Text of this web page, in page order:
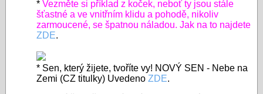
* Vezměte si příklad z koček, neboť ty jsou stále
šťastné a ve vnitřním klidu a pohodě, nikoliv
zarmoucené, se špatnou náladou. Jak na to najdete
ZDE.
* Sen, který žijete, tvoříte vy! NOVÝ SEN - Nebe na
Zemi (CZ titulky) Uvedeno ZDE.